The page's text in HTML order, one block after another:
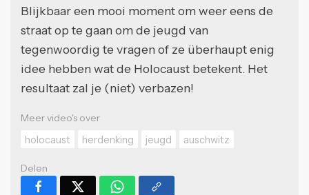
Blijkbaar een mooi moment om weer eens de
straat op te gaan om de jeugd van
tegenwoordig te vragen of ze überhaupt enig
idee hebben wat de Holocaust betekent. Het
resultaat zal je (niet) verbazen!
Meer video's over
holocaust
herdenking jeugd auschwitz
Delen